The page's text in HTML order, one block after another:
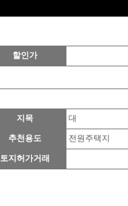
할인가
지목 대
추천용도 전원주택지
토지허가거래